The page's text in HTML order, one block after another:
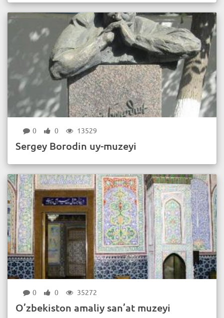
0 0 13529
Sergey Borodin uy-muzeyi
0 0 35272
O’zbekiston amaliy san’at muzeyi